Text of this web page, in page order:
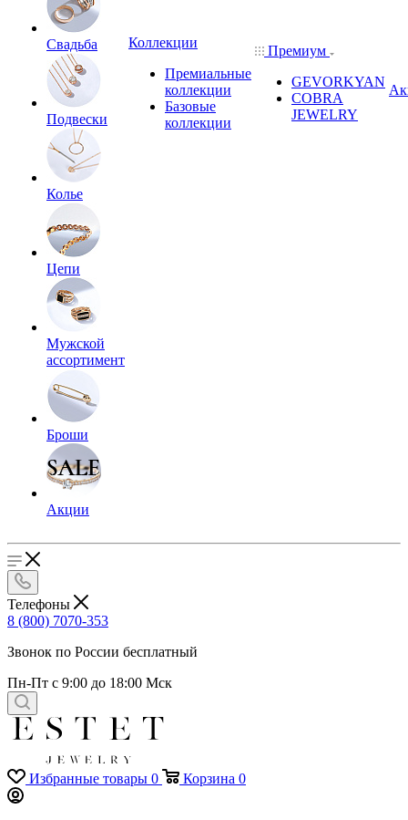
Свадьба
Подвески
Колье
Цепи
Мужской
ассортимент
Броши
Акции
Коллекции
Премиальные
коллекции
Базовые
коллекции
Премиум
GEVORKYAN
COBRA
JEWELRY
Телефоны
8 (800) 7070-353
Звонок по России бесплатный
Пн-Пт с 9:00 до 18:00 Мск
Избранные товары 0 Корзина 0